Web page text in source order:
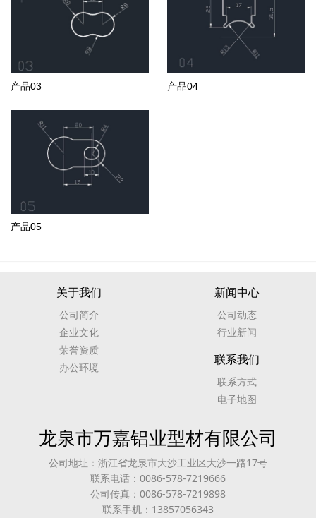
产品03 产品04
产品05
关于我们
公司简介
企业文化
荣誉资质
办公环境
新闻中心
公司动态
行业新闻
联系我们
联系方式
电子地图
龙泉市万嘉铝业型材有限公司
公司地址：浙江省龙泉市大沙工业区大沙一路17号
联系电话：0086-578-7219666
公司传真：0086-578-7219898
联系手机：13857056343